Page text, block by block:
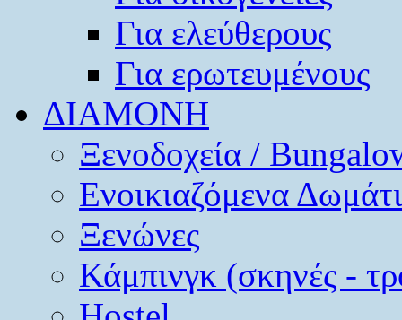
Για ελεύθερους
Για ερωτευμένους
ΔΙΑΜΟΝΗ
Ξενοδοχεία /
Ενοικιαζόμενα
Ξενώνες
Κάμπινγκ (σκηνές -